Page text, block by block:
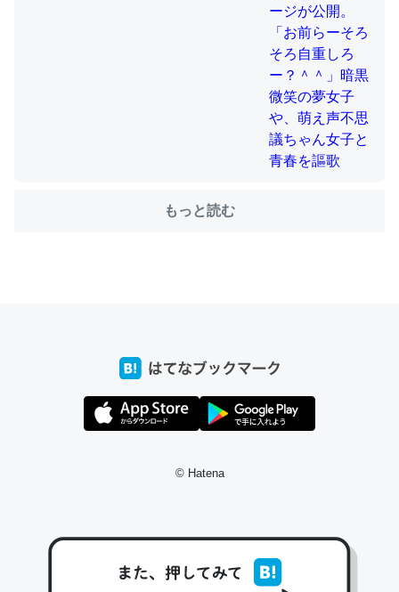
私も3年前ぐらいに祖母の家に設置した。ポケットWifiみ
たいなのでネット環境作ったけどAlexaしか使わないので
https://toyoshi.hatenablog.com/entry/2019/05/15/1805
コミュニケーションが劇的に変化した｜tayorini by LIFULL介護
で、気になる場合はにんにくだけ加熱してから加えたりガ
─野菜が止まらなくなる南フランス発祥の万能ソース「アイオリソ
ース」の作り方をビストロ居酒屋のシェフに聞いてみた - メシ通 | ホ
スペインにもアリオリソースがあり、それも美味しいんだ
けど、読み方が違うだけで同じものを指すのか、また違う
もっと読む
© Hatena